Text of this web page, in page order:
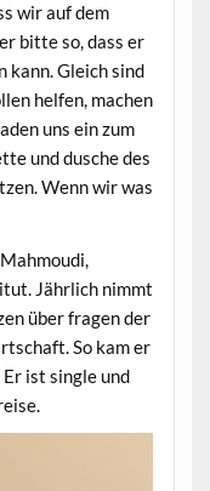
wir auf dem
bitte so, dass er
kann. Gleich sind
helfen, machen
uns ein zum
und dusche des
Wenn wir was
Jährlich nimmt
über fragen der
So kam er
ist single und